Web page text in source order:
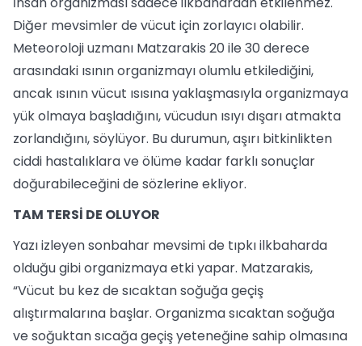
Diğer mevsimler de vücut için zorlayıcı olabilir.
Meteoroloji uzmanı Matzarakis 20 ile 30 derece
arasındaki ısının organizmayı olumlu etkilediğini,
ancak ısının vücut ısısına yaklaşmasıyla organizmaya
yük olmaya başladığını, vücudun ısıyı dışarı atmakta
zorlandığını, söylüyor. Bu durumun, aşırı bitkinlikten
ciddi hastalıklara ve ölüme kadar farklı sonuçlar
doğurabileceğini de sözlerine ekliyor.
TAM TERSİ DE OLUYOR
Yazı izleyen sonbahar mevsimi de tıpkı ilkbaharda
olduğu gibi organizmaya etki yapar. Matzarakis,
“Vücut bu kez de sıcaktan soğuğa geçiş
alıştırmalarına başlar. Organizma sıcaktan soğuğa
ve soğuktan sıcağa geçiş yeteneğine sahip olmasına